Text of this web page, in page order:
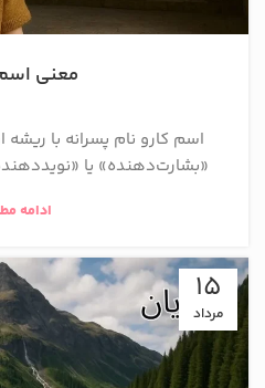
معنی
اسم کارو نام پسرانه با ریشه
«بشارت‌دهنده» یا
ادامه
15
مرداد